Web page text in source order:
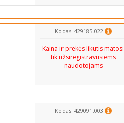
Kodas: 429185.022
Kaina ir prekės likutis matosi
tik užsiregistravusiems
naudotojams
Kodas: 429091.003